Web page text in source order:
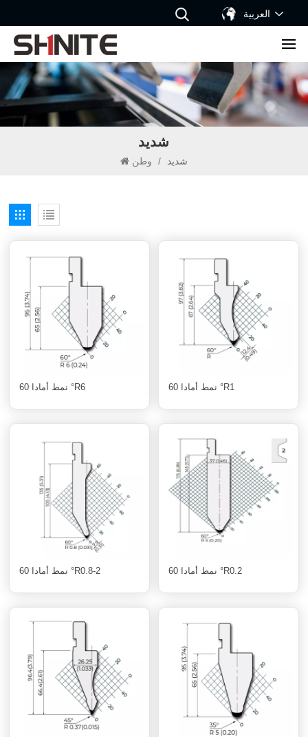
العربية
شديد
/ شديد
نمط أمادا 60 °R6 نمط أمادا 60 °R1
نمط أمادا 60 °R0.8-2 نمط أمادا 60 °R0.2